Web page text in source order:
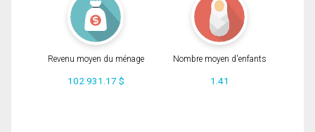
Revenu moyen du ménage
102 931.17 $
Nombre moyen d'enfants
1.41